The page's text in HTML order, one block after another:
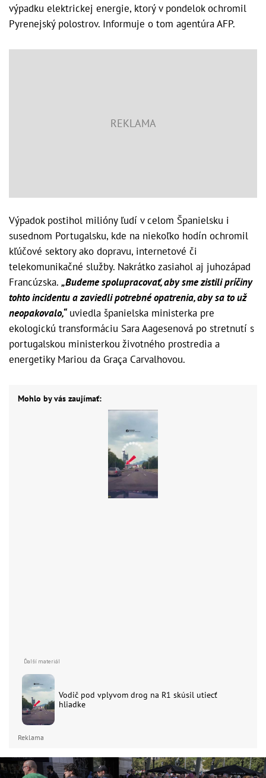
výpadku elektrickej energie, ktorý v pondelok ochromil
Pyrenejský polostrov. Informuje o tom agentúra AFP.
Výpadok postihol milióny ľudí v celom Španielsku i
susednom Portugalsku, kde na niekoľko hodín ochromil
kľúčové sektory ako dopravu, internetové či
telekomunikačné služby. Nakrátko zasiahol aj juhozápad
Francúzska. „Budeme spolupracovať, aby sme zistili príčiny
tohto incidentu a zaviedli potrebné opatrenia, aby sa to už
neopakovalo,“uviedla španielska ministerka pre
ekologickú transformáciu Sara Aagesenová po stretnutí s
portugalskou ministerkou životného prostredia a
energetiky Mariou da Graça Carvalhovou.
Mohlo by vás zaujímať:
Vodič pod vplyvom drog na R1 skúsil utiecť
hliadke
Reklama